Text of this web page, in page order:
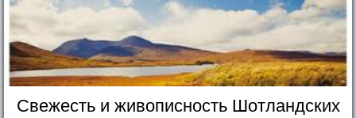
Свежесть и живописность Шотландских